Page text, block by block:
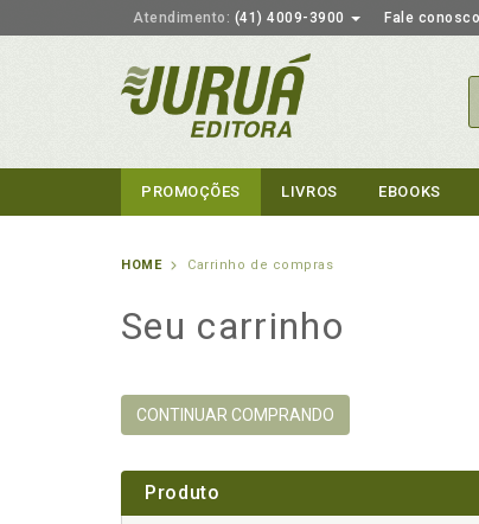
Atendimento: (41) 4009-3900 Fale conosco
PROMOÇÕES LIVROS EBOOKS
HOME Carrinho de compras
Seu carrinho
CONTINUAR COMPRANDO
Produto